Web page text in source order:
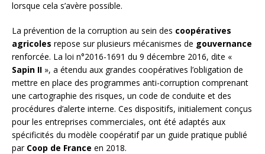
lorsque cela s’avère possible.
La prévention de la corruption au sein des coopératives
agricoles repose sur plusieurs mécanismes de gouvernance
renforcée. La loi n°2016-1691 du 9 décembre 2016, dite «
Sapin II », a étendu aux grandes coopératives l’obligation de
mettre en place des programmes anti-corruption comprenant
une cartographie des risques, un code de conduite et des
procédures d’alerte interne. Ces dispositifs, initialement conçus
pour les entreprises commerciales, ont été adaptés aux
spécificités du modèle coopératif par un guide pratique publié
par Coop de France en 2018.